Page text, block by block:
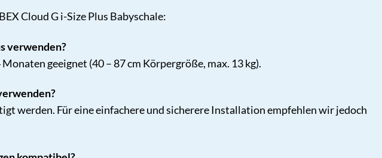
Cloud G i-Size Plus Babyschale:
verwenden?
geeignet (40 – 87 cm Körpergröße, max. 13 kg).
werden. Für eine einfachere und sicherere Installation empfehlen wir jedoch